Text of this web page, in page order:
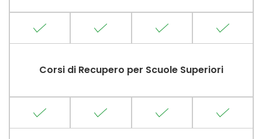
Corsi di Recupero per Scuole Superiori